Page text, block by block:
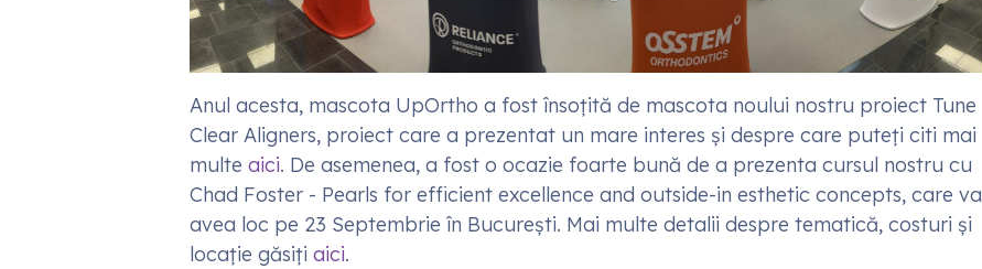
Anul acesta, mascota UpOrtho a fost însoțită de mascota noului nostru proiect Tune
Clear Aligners, proiect care a prezentat un mare interes și despre care puteți citi mai
multe aici. De asemenea, a fost o ocazie foarte bună de a prezenta cursul nostru cu
Chad Foster - Pearls for efficient excellence and outside-in esthetic concepts, care va
avea loc pe 23 Septembrie în București. Mai multe detalii despre tematică, costuri și
locație găsiți aici.